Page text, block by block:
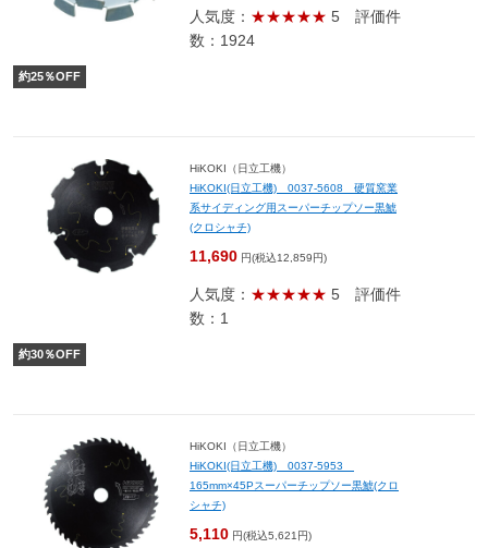
人気度： ★★★★★ 5 評価件
数：1924
約25％OFF
HiKOKI（日立工機）
HiKOKI(日立工機) 0037-5608 硬質窯業
系サイディング用スーパーチップソー黒鯱
(クロシャチ)
11,690 円(税込12,859円)
人気度： ★★★★★ 5 評価件
数：1
約30％OFF
HiKOKI（日立工機）
HiKOKI(日立工機) 0037-5953
165mm×45Pスーパーチップソー黒鯱(クロ
シャチ)
5,110 円(税込5,621円)